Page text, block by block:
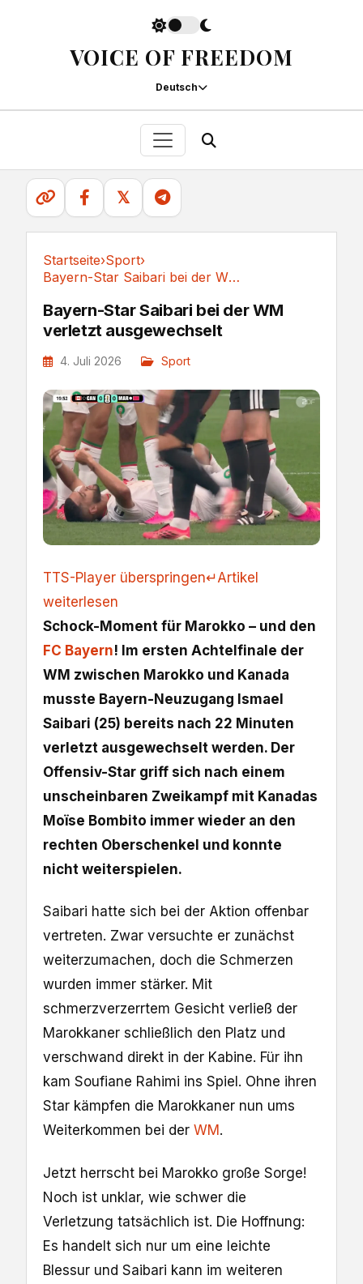
VOICE OF FREEDOM
Deutsch
𝕏
Startseite›Sport›
Bayern-Star Saibari bei der WM verletzt ausgewechselt
Bayern-Star Saibari bei der WM
verletzt ausgewechselt
4. Juli 2026 Sport
TTS-Player überspringen↵Artikel
weiterlesen
Schock-Moment für Marokko – und den
FC Bayern! Im ersten Achtelfinale der
WM zwischen Marokko und Kanada
musste Bayern-Neuzugang Ismael
Saibari (25) bereits nach 22 Minuten
verletzt ausgewechselt werden. Der
Offensiv-Star griff sich nach einem
unscheinbaren Zweikampf mit Kanadas
Moïse Bombito immer wieder an den
rechten Oberschenkel und konnte
nicht weiterspielen.
Saibari hatte sich bei der Aktion offenbar
vertreten. Zwar versuchte er zunächst
weiterzumachen, doch die Schmerzen
wurden immer stärker. Mit
schmerzverzerrtem Gesicht verließ der
Marokkaner schließlich den Platz und
verschwand direkt in der Kabine. Für ihn
kam Soufiane Rahimi ins Spiel. Ohne ihren
Star kämpfen die Marokkaner nun ums
Weiterkommen bei der WM .
Jetzt herrscht bei Marokko große Sorge!
Noch ist unklar, wie schwer die
Verletzung tatsächlich ist. Die Hoffnung:
Es handelt sich nur um eine leichte
Blessur und Saibari kann im weiteren